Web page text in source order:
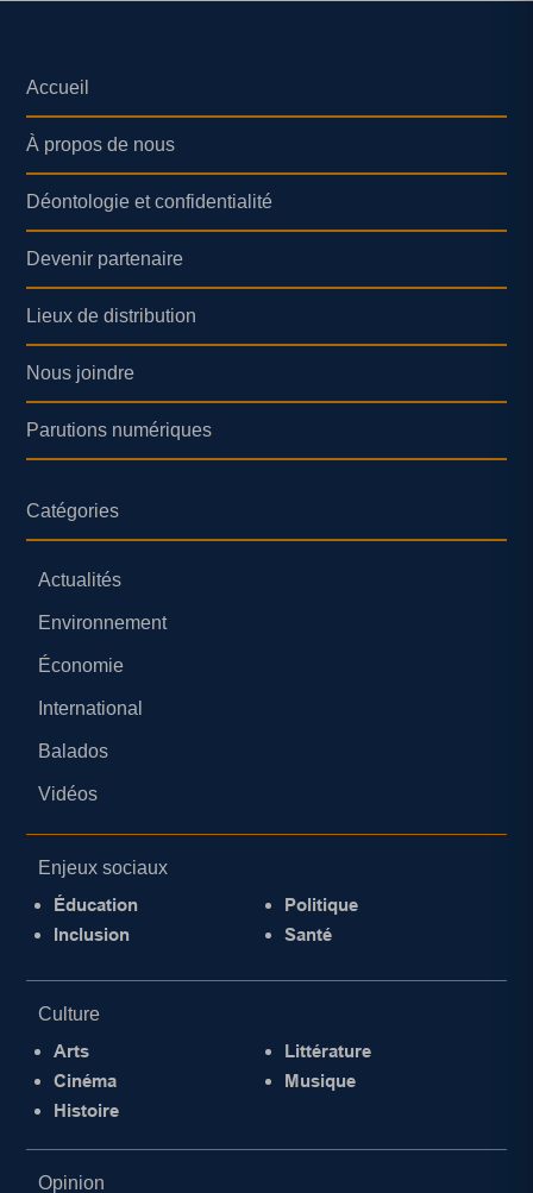
Accueil
À propos de nous
Déontologie et confidentialité
Devenir partenaire
Lieux de distribution
Nous joindre
Parutions numériques
Catégories
Actualités
Environnement
Économie
International
Balados
Vidéos
Enjeux sociaux
Éducation
Inclusion
Politique
Santé
Culture
Arts
Cinéma
Histoire
Littérature
Musique
Opinion